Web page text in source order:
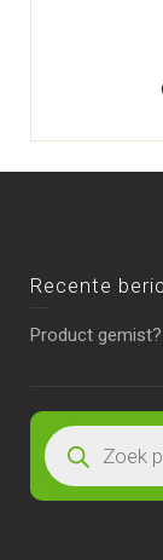
Recente
Product gemist?